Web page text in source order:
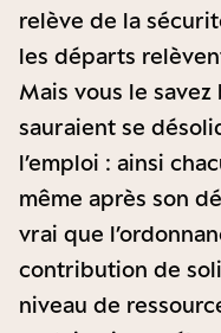
relève de la
les départs
Mais vous le
sauraient se
l’emploi : ainsi
même après son
vrai que
contribution de
niveau de